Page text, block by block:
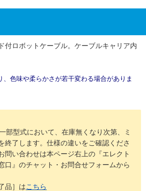
付ロボットケーブル。ケーブルキャリア内
色味や柔らかさが若干変わる場合がありま
部型式において、在庫無くなり次第、ミ
終了します。仕様の違いをご確認くださ
問い合わせは本ページ右上の『エレクト
口』のチャット・お問合せフォームから
品］はこちら